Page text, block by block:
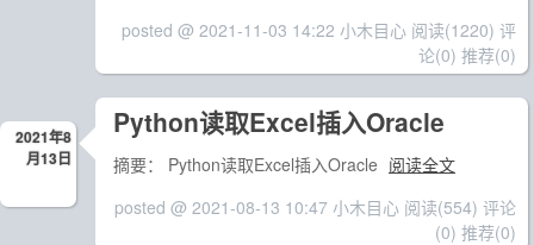
posted @ 2021-11-03 14:22 小木目心 阅读(1220) 评
论(0) 推荐(0)
2021年8
月13日
Python读取Excel插入Oracle
摘要： Python读取Excel插入Oracle 阅读全文
posted @ 2021-08-13 10:47 小木目心 阅读(554) 评论
(0) 推荐(0)